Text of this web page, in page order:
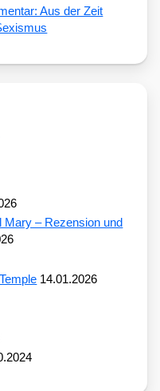
Aus der Zeit
Mary – Rezension und
14.01.2026